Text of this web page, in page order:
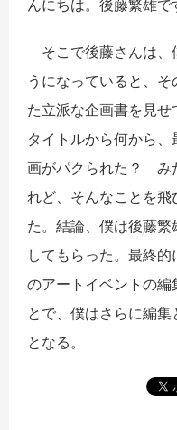
んにちは。後藤繁雄で
そこで後藤さんは、
うになっていると、
た立派な企画書を見
タイトルから何から
画がパクられた？ み
れど、そんなことを
た。結論、僕は後藤
してもらった。最終
のアートイベントの編
とで、僕はさらに編
となる。